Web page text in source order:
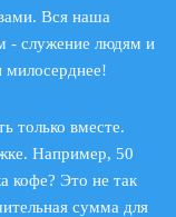
Вся наша
- служение людям и
милосерднее!
только вместе.
Например, 50
кофе? Это не так
сумма для